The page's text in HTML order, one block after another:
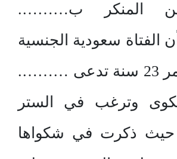
المنكر ب……….
الفتاة سعودية الجنسية
تبلغ من العمر 23 سنة تدعى ……….
وترغب في الستر
ذكرت في شكواها